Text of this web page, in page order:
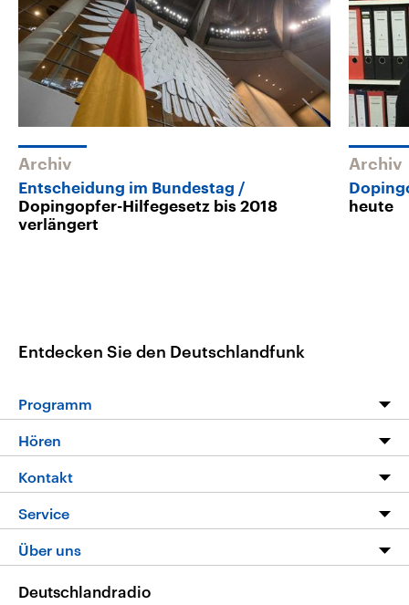
Archiv
Entscheidung im Bundestag
Dopingopfer-Hilfegesetz bis 2018
verlängert
Archiv
heute
Entdecken Sie den Deutschlandfunk
Programm
Programm
Die Nachrichten
Nachrichtenleicht
Neue Beiträge auf dlf.de
Hören
Livestream
Podcasts
Deutschlandfunk App
Nachrichten App
Kontakt
Hörerservice
Service
FAQ
Über uns
Deutschlandradio